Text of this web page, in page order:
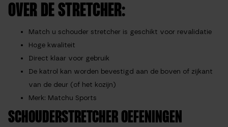
OVER DE STRETCHER:
Match u schouder stretcher is geschikt voor revalidatie
Hoge kwaliteit
Direct klaar voor gebruik
De katrol kan worden bevestigd aan de boven of zijkant
van de deur (of het kozijn)
Merk: Matchu Sports
SCHOUDERSTRETCHER OEFENINGEN